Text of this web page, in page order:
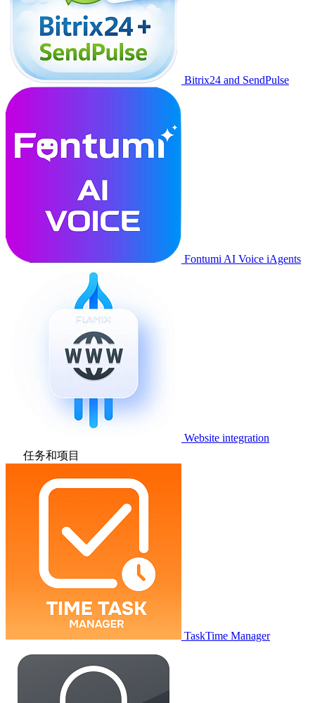
Bitrix24 and SendPulse
Fontumi AI Voice iAgents
Website integration
任务和项目
TaskTime Manager